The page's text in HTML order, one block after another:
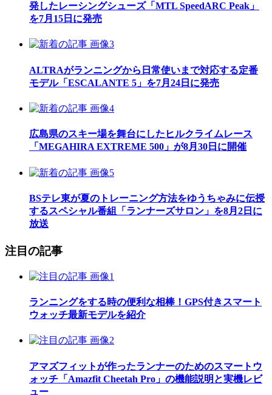
発したレーシングシューズ「MTL SpeedARC Peak」
を7月15日に発売
ALTRAがランニングから日常使いまで対応する定番
モデル「ESCALANTE 5」を7月24日に発売
広島県のスキー場を舞台にしたヒルクライムレース
「MEGAHIRA EXTREME 500」が8月30日に開催
BSテレ東が夏のトレーニング方法をゆうちゃみに伝授
するスペシャル番組「ランナーズサロン」を8月2日に
放送
注目の記事
ランニングをする時の便利な相棒！GPS付きスマート
ウォッチ最新モデルを紹介
アマズフィットが作ったランナーのためのスマートウ
ォッチ「Amazfit Cheetah Pro」の機能説明と実機レビ
ュー